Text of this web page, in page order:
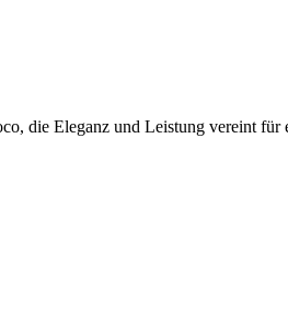
die Eleganz und Leistung vereint für